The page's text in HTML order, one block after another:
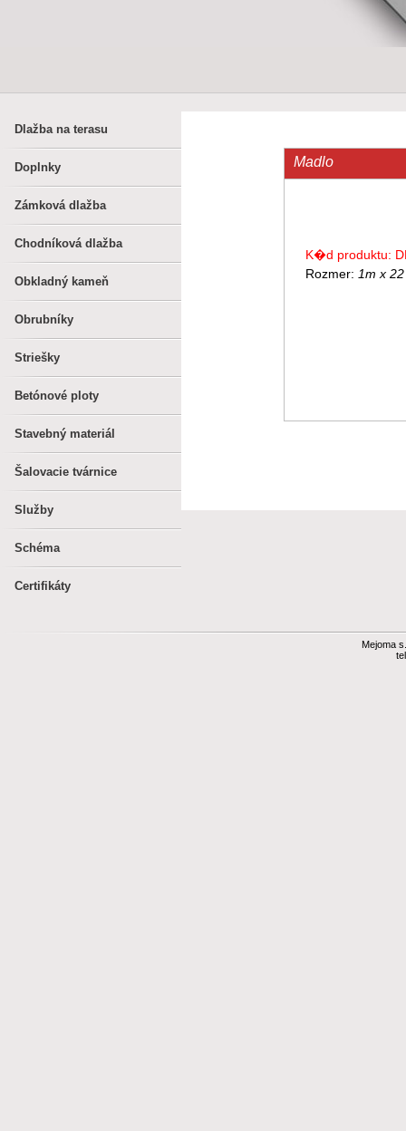
Dlažba na terasu
Doplnky
Zámková dlažba
Chodníková dlažba
Obkladný kameň
Obrubníky
Striešky
Betónové ploty
Stavebný materiál
Šalovacie tvárnice
Služby
Schéma
Certifikáty
Madlo
K�d produktu:
Rozmer: 1m x
Mejoma